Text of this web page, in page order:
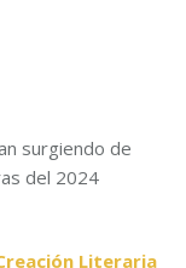
surgiendo de
del 2024
Literaria